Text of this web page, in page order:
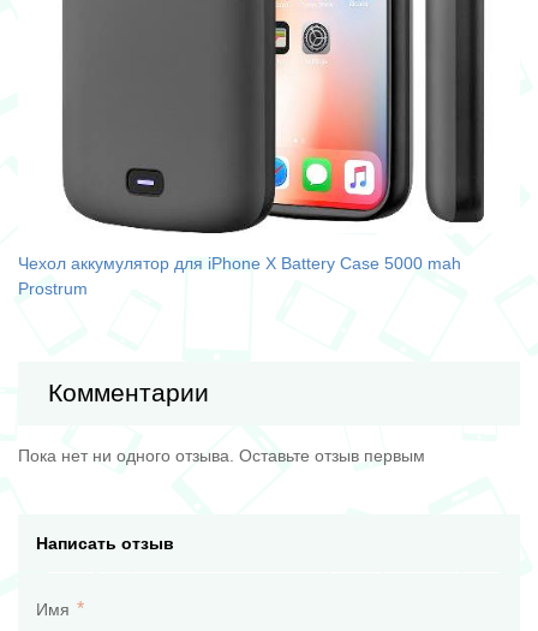
Чехол аккумулятор для iPhone X Battery Case 5000 mah
Prostrum
Комментарии
Пока нет ни одного отзыва. Оставьте отзыв первым
Написать отзыв
Имя